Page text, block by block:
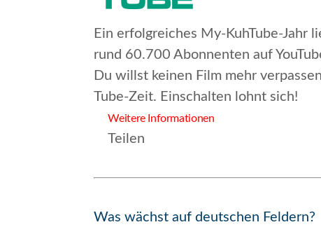
Ein erfolgreiches My-KuhTube-
rund 60.700 Abonnenten auf
Du willst keinen Film mehr
Tube-Zeit. Einschalten lohnt sich!
Weitere Informationen
Teilen
Was wächst auf deutschen Feldern?